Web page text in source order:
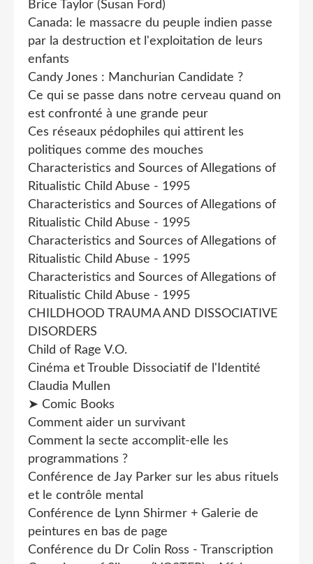
Brice Taylor (Susan Ford)
Canada: le massacre du peuple indien passe
par la destruction et l'exploitation de leurs
enfants
Candy Jones : Manchurian Candidate ?
Ce qui se passe dans notre cerveau quand on
est confronté à une grande peur
Ces réseaux pédophiles qui attirent les
politiques comme des mouches
Characteristics and Sources of Allegations of
Ritualistic Child Abuse - 1995
Characteristics and Sources of Allegations of
Ritualistic Child Abuse - 1995
Characteristics and Sources of Allegations of
Ritualistic Child Abuse - 1995
Characteristics and Sources of Allegations of
Ritualistic Child Abuse - 1995
CHILDHOOD TRAUMA AND DISSOCIATIVE
DISORDERS
Child of Rage V.O.
Cinéma et Trouble Dissociatif de l'Identité
Claudia Mullen
➤ Comic Books
Comment aider un survivant
Comment la secte accomplit-elle les
programmations ?
Conférence de Jay Parker sur les abus rituels
et le contrôle mental
Conférence de Lynn Shirmer + Galerie de
peintures en bas de page
Conférence du Dr Colin Ross - Transcription